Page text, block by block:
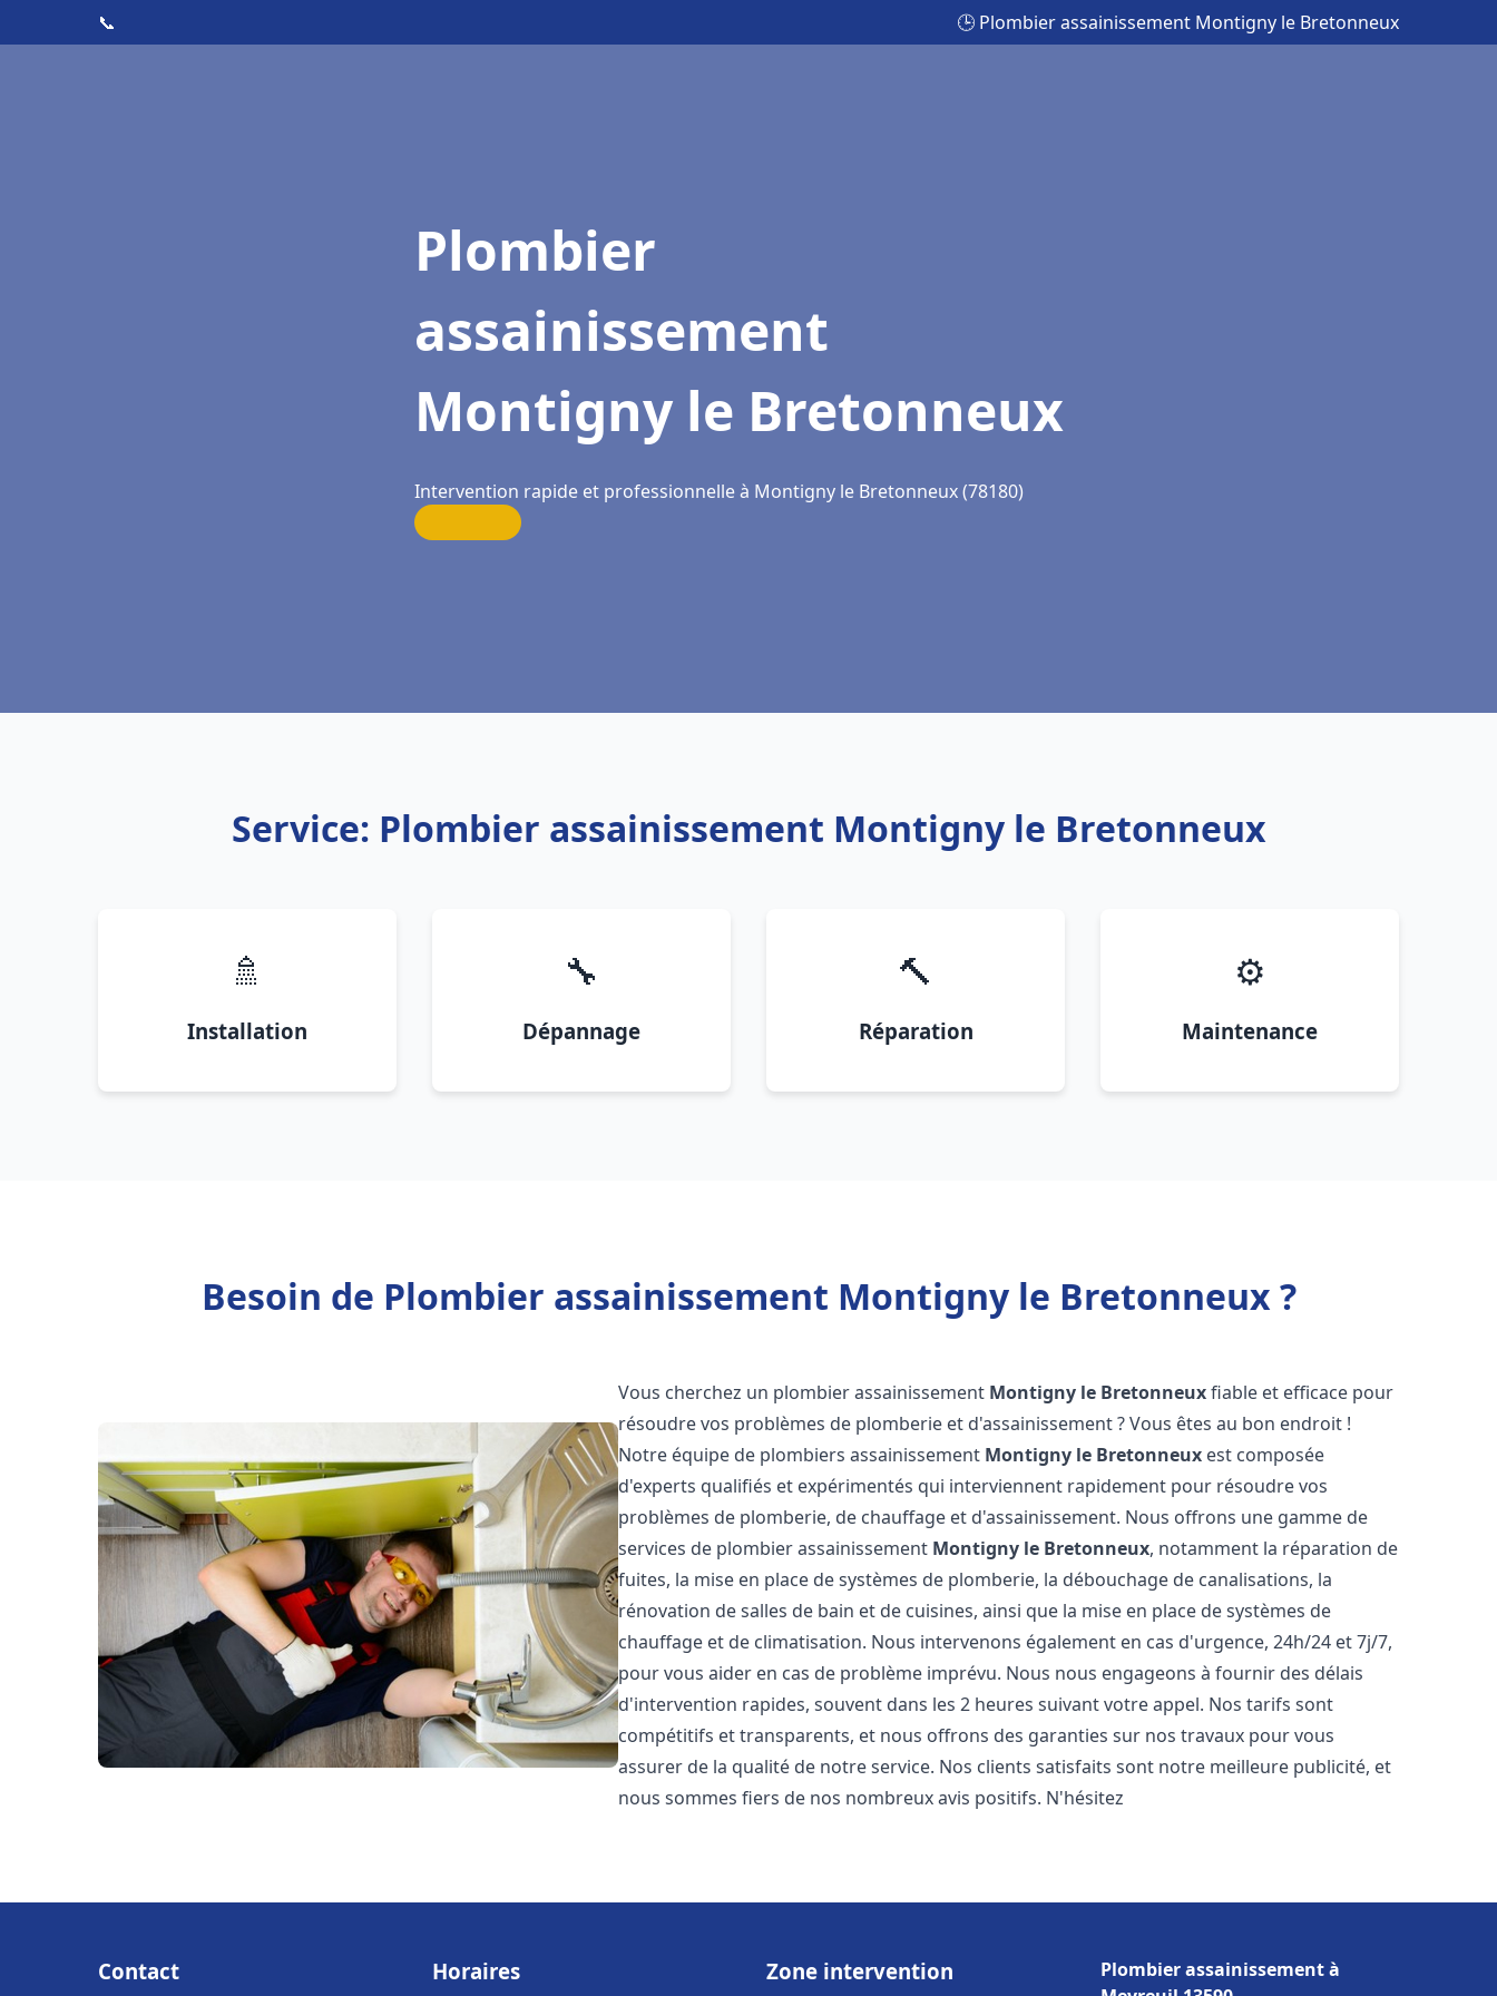
📞 🕒 Plombier assainissement Montigny le Bretonneux
Plombier
assainissement
Montigny le Bretonneux
Intervention rapide et professionnelle à Montigny le Bretonneux (78180)
Service: Plombier assainissement Montigny le Bretonneux
🚿
Installation
🔧
Dépannage
🔨
Réparation
⚙️
Maintenance
Besoin de Plombier assainissement Montigny le Bretonneux ?
Vous cherchez un plombier assainissement Montigny le Bretonneuxfiable et efficace pour
résoudre vos problèmes de plomberie et d'assainissement ? Vous êtes au bon endroit !
Notre équipe de plombiers assainissement Montigny le Bretonneux est composée
d'experts qualifiés et expérimentés qui interviennent rapidement pour résoudre vos
problèmes de plomberie, de chauffage et d'assainissement. Nous offrons une gamme de
services de plombier assainissement Montigny le Bretonneux, notamment la réparation de
fuites, la mise en place de systèmes de plomberie, la débouchage de canalisations, la
rénovation de salles de bain et de cuisines, ainsi que la mise en place de systèmes de
chauffage et de climatisation. Nous intervenons également en cas d'urgence, 24h/24 et 7j/7,
pour vous aider en cas de problème imprévu. Nous nous engageons à fournir des délais
d'intervention rapides, souvent dans les 2 heures suivant votre appel. Nos tarifs sont
compétitifs et transparents, et nous offrons des garanties sur nos travaux pour vous
assurer de la qualité de notre service. Nos clients satisfaits sont notre meilleure publicité, et
nous sommes fiers de nos nombreux avis positifs. N'hésitez
Contact Horaires Zone intervention
Plombier assainissement à